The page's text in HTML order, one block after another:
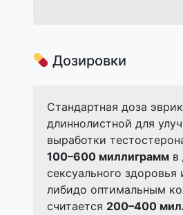
Дозировки
Стандартная доза
длиннолистной для
выработки
100–600 миллиграмм в
сексуального
либидо оптимальным
считается 200–400